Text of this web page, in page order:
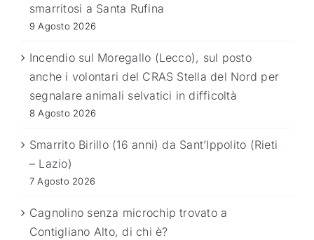
smarritosi a Santa Rufina
9 Agosto 2026
Incendio sul Moregallo (Lecco), sul posto
anche i volontari del CRAS Stella del Nord per
segnalare animali selvatici in difficoltà
8 Agosto 2026
Smarrito Birillo (16 anni) da Sant’Ippolito (Rieti
– Lazio)
7 Agosto 2026
Cagnolino senza microchip trovato a
Contigliano Alto, di chi è?